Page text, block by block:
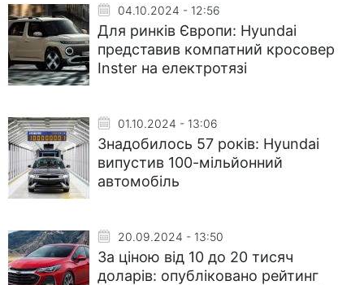
04.10.2024 - 12:56
Для ринків Європи: Hyundai
представив компатний кросовер
Inster на електротязі
01.10.2024 - 13:06
Знадобилось 57 років: Hyundai
випустив 100-мільйонний
автомобіль
20.09.2024 - 13:50
За ціною від 10 до 20 тисяч
доларів: опубліковано рейтинг